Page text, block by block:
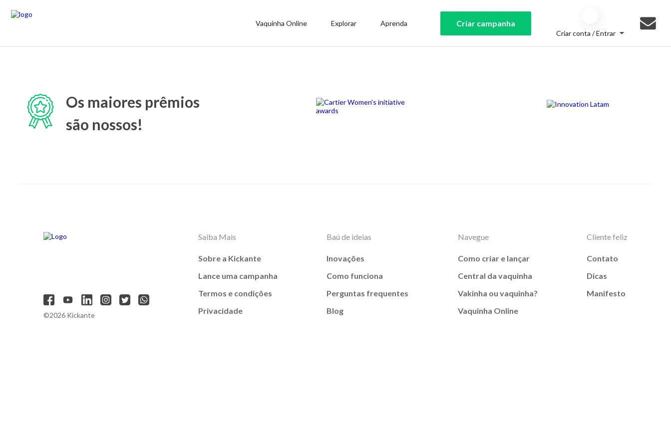
Vaquinha Online Explorar Aprenda Criar campanha
Criar conta / Entrar
Os maiores prêmios
são nossos!
©2026 Kickante
Saiba Mais
Sobre a Kickante
Lance uma campanha
Termos e condições
Privacidade
Baú de ideias
Inovações
Como funciona
Perguntas frequentes
Blog
Navegue
Como criar e lançar
Central da vaquinha
Vakinha ou vaquinha?
Vaquinha Online
Cliente feliz
Contato
Dicas
Manifesto